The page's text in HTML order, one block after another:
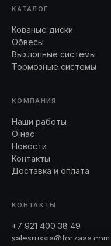
КАТАЛОГ
Кованые диски
Обвесы
Выхлопные системы
Тормозные системы
КОМПАНИЯ
Наши работы
О нас
Новости
Контакты
Доставка и оплата
КОНТАКТЫ
+7 921 400 38 49
salesrussia@forzaaa.com